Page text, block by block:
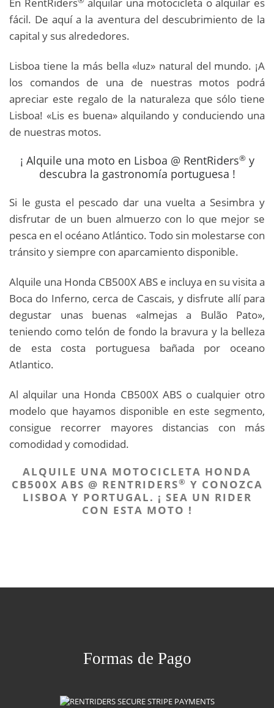
fácil. De aquí a la aventura del descubrimiento de la
capital y sus alrededores.
Lisboa tiene la más bella «luz» natural del mundo. ¡A
los comandos de una de nuestras motos podrá
apreciar este regalo de la naturaleza que sólo tiene
Lisboa! «Lis es buena» alquilando y conduciendo una
de nuestras motos.
¡ Alquile una moto en Lisboa @ RentRiders®y
descubra la gastronomía portuguesa !
Si le gusta el pescado dar una vuelta a Sesimbra y
disfrutar de un buen almuerzo con lo que mejor se
pesca en el océano Atlántico. Todo sin molestarse con
tránsito y siempre con aparcamiento disponible.
Alquile una Honda CB500X ABS e incluya en su visita a
Boca do Inferno, cerca de Cascais, y disfrute allí para
degustar unas buenas «almejas a Bulão Pato»,
teniendo como telón de fondo la bravura y la belleza
de esta costa portuguesa bañada por oceano
Atlantico.
Al alquilar una Honda CB500X ABS o cualquier otro
modelo que hayamos disponible en este segmento,
consigue recorrer mayores distancias con más
comodidad y comodidad.
ALQUILE UNA MOTOCICLETA HONDA
CB500X ABS @ RENTRIDERS® Y CONOZCA
LISBOA Y PORTUGAL. ¡ SEA UN RIDER
CON ESTA MOTO !
Formas de Pago